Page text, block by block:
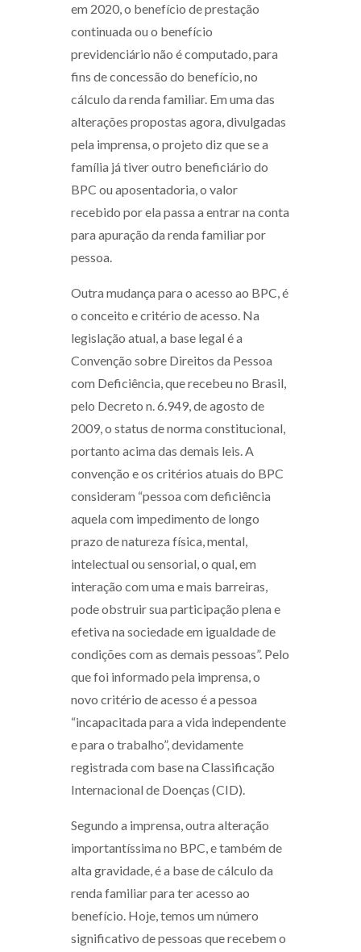
em 2020, o benefício de prestação
continuada ou o benefício
previdenciário não é computado, para
fins de concessão do benefício, no
cálculo da renda familiar. Em uma das
alterações propostas agora, divulgadas
pela imprensa, o projeto diz que se a
família já tiver outro beneficiário do
BPC ou aposentadoria, o valor
recebido por ela passa a entrar na conta
para apuração da renda familiar por
pessoa.
Outra mudança para o acesso ao BPC, é
o conceito e critério de acesso. Na
legislação atual, a base legal é a
Convenção sobre Direitos da Pessoa
com Deficiência, que recebeu no Brasil,
pelo Decreto n. 6.949, de agosto de
2009, o status de norma constitucional,
portanto acima das demais leis. A
convenção e os critérios atuais do BPC
consideram “pessoa com deficiência
aquela com impedimento de longo
prazo de natureza física, mental,
intelectual ou sensorial, o qual, em
interação com uma e mais barreiras,
pode obstruir sua participação plena e
efetiva na sociedade em igualdade de
condições com as demais pessoas”. Pelo
que foi informado pela imprensa, o
novo critério de acesso é a pessoa
“incapacitada para a vida independente
e para o trabalho”, devidamente
registrada com base na Classificação
Internacional de Doenças (CID).
Segundo a imprensa, outra alteração
importantíssima no BPC, e também de
alta gravidade, é a base de cálculo da
renda familiar para ter acesso ao
benefício. Hoje, temos um número
significativo de pessoas que recebem o